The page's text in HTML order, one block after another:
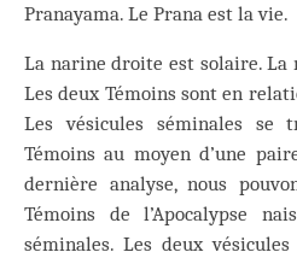
Pranayama. Le Prana est la vie.
La narine droite est solaire. La
Les deux Témoins sont en
Les vésicules séminales se
Témoins au moyen d’une
dernière analyse, nous
Témoins de l’Apocalypse
séminales. Les deux